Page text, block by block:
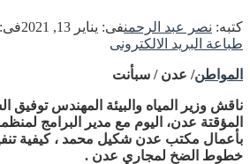
كتبه: نصر عبد الرحمنفى: يناير 13, 2021 فى:
طباعة البريد الالكترونى
المواطن/ عدن / سبأنت
ناقش وزير المياه والبيئة المهندس
المؤقتة عدن، اليوم مع مدير البرامج
بأعمال مكتب عدن شكيل محمد ، كيفية
خطوط الضخ لمجاري عدن .